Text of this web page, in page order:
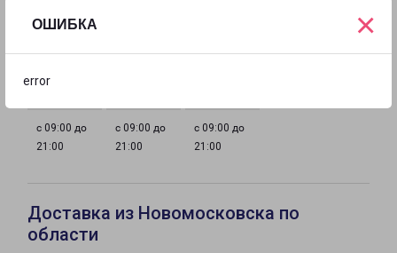
ОШИБКА
error
×
с 09:00 до
с 09:00 до
с 09:00 до
с 09:00 до
с 09:00 до
21:00
с 09:00 до
21:00
с 09:00 до
21:00
Доставка из Новомосковска по
области